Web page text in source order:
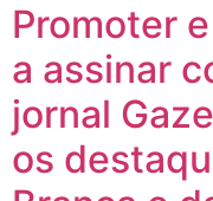
Promoter
a assinar
jornal
os